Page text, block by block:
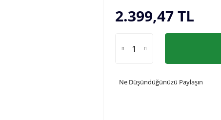
2.399,47 TL
Ne Düşündüğünüzü Paylaşın